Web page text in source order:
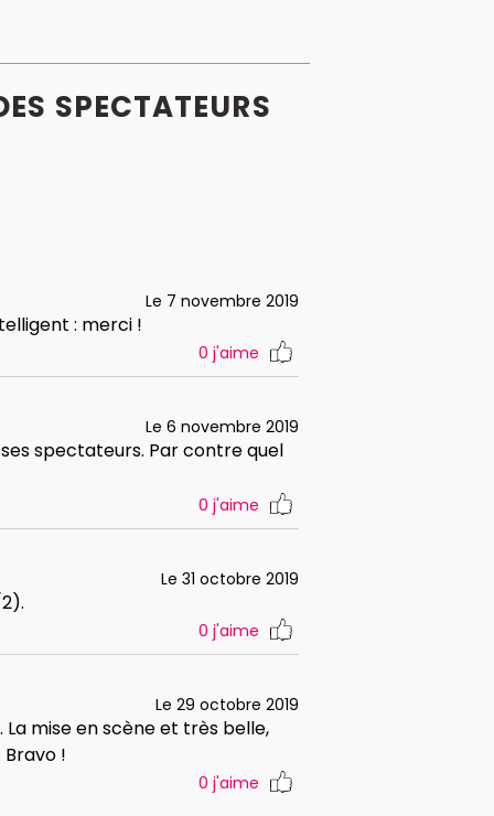
SPECTATEURS
Le 7 novembre 2019
: merci !
0 j'aime
Le 6 novembre 2019
spectateurs. Par contre quel
0 j'aime
Le 31 octobre 2019
0 j'aime
Le 29 octobre 2019
mise en scène et très belle,
!
0 j'aime